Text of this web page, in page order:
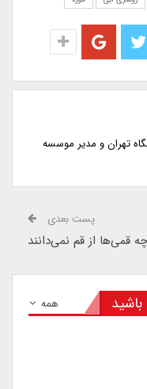
تهران و مدیر موسسه
پست بعدی
قمی‌ها از قم نمی‌دانند
همه